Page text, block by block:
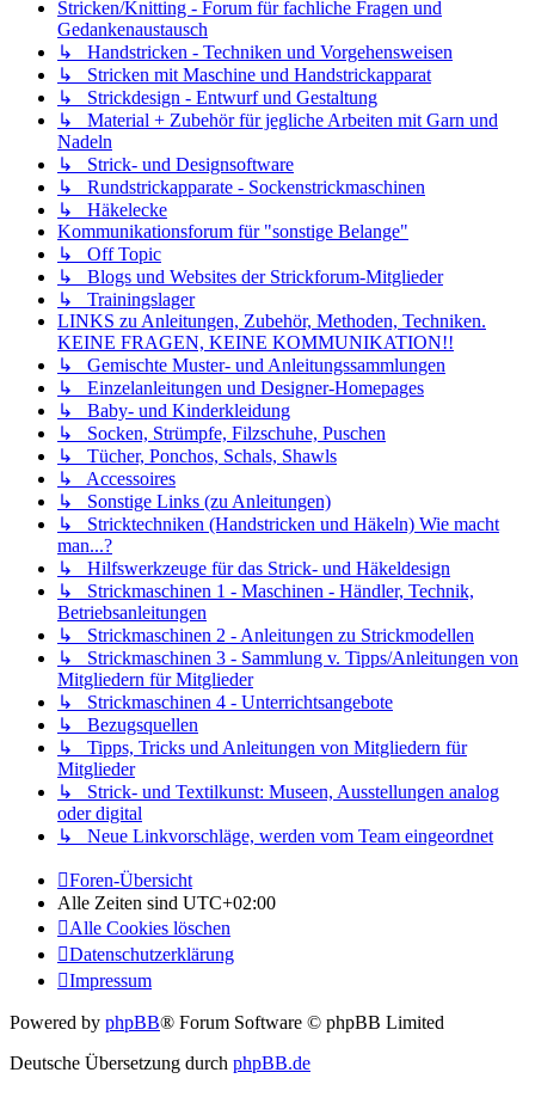
Stricken/Knitting - Forum für fachliche Fragen und
Gedankenaustausch
↳ Handstricken - Techniken und Vorgehensweisen
↳ Stricken mit Maschine und Handstrickapparat
↳ Strickdesign - Entwurf und Gestaltung
↳ Material + Zubehör für jegliche Arbeiten mit Garn und
Nadeln
↳ Strick- und Designsoftware
↳ Rundstrickapparate - Sockenstrickmaschinen
↳ Häkelecke
Kommunikationsforum für "sonstige Belange"
↳ Off Topic
↳ Blogs und Websites der Strickforum-Mitglieder
↳ Trainingslager
LINKS zu Anleitungen, Zubehör, Methoden, Techniken.
KEINE FRAGEN, KEINE KOMMUNIKATION!!
↳ Gemischte Muster- und Anleitungssammlungen
↳ Einzelanleitungen und Designer-Homepages
↳ Baby- und Kinderkleidung
↳ Socken, Strümpfe, Filzschuhe, Puschen
↳ Tücher, Ponchos, Schals, Shawls
↳ Accessoires
↳ Sonstige Links (zu Anleitungen)
↳ Stricktechniken (Handstricken und Häkeln) Wie macht
man...?
↳ Hilfswerkzeuge für das Strick- und Häkeldesign
↳ Strickmaschinen 1 - Maschinen - Händler, Technik,
Betriebsanleitungen
↳ Strickmaschinen 2 - Anleitungen zu Strickmodellen
↳ Strickmaschinen 3 - Sammlung v. Tipps/Anleitungen von
Mitgliedern für Mitglieder
↳ Strickmaschinen 4 - Unterrichtsangebote
↳ Bezugsquellen
↳ Tipps, Tricks und Anleitungen von Mitgliedern für
Mitglieder
↳ Strick- und Textilkunst: Museen, Ausstellungen analog
oder digital
↳ Neue Linkvorschläge, werden vom Team eingeordnet
Foren-Übersicht
Alle Zeiten sind UTC+02:00
Alle Cookies löschen
Datenschutzerklärung
Impressum
Powered by phpBB® Forum Software © phpBB Limited
Deutsche Übersetzung durch phpBB.de